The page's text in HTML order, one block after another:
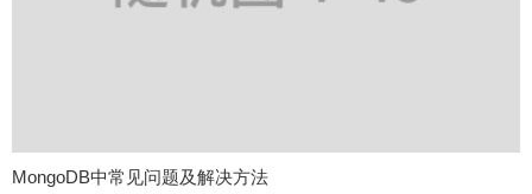
MongoDB中常见问题及解决方法